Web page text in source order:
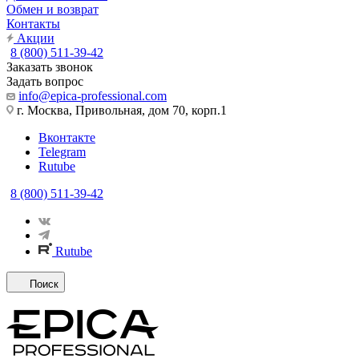
Обмен и возврат
Контакты
Акции
8 (800) 511-39-42
Заказать звонок
Задать вопрос
info@epica-professional.com
г. Москва, Привольная, дом 70, корп.1
Вконтакте
Telegram
Rutube
8 (800) 511-39-42
Rutube
Поиск